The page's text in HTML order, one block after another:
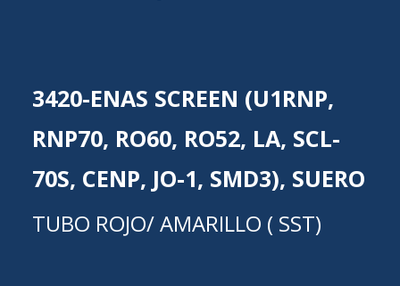
3420-ENAS SCREEN (U1RNP,
RNP70, RO60, RO52, LA, SCL-
70S, CENP, JO-1, SMD3), SUERO
TUBO ROJO/ AMARILLO ( SST)